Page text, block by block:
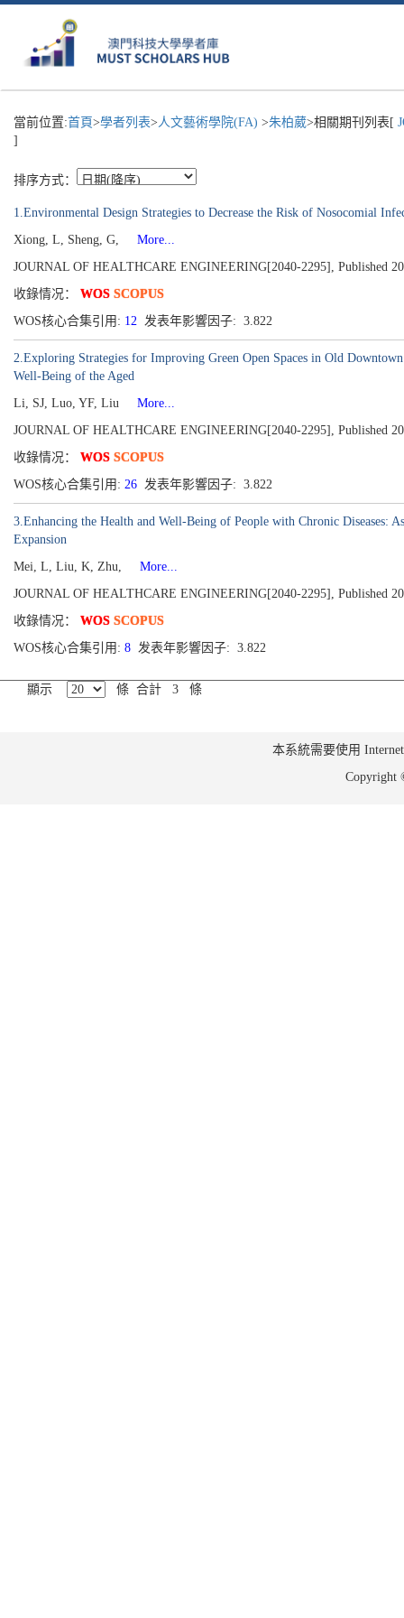
當前位置:首頁>學者列表>人文藝術學院(FA) >朱柏葳>相關期刊列表[
]
排序方式：
1.Environmental Design Strategies to Decrease the Risk of Nosocomial
Xiong, L, Sheng, G,
More...
JOURNAL OF HEALTHCARE ENGINEERING[2040-2295], Published
收錄情况： WOS SCOPUS
WOS核心合集引用: 12 发表年影響因子: 3.822
2.Exploring Strategies for Improving Green Open Spaces in Old
Well-Being of the Aged
Li, SJ, Luo, YF, Liu
More...
JOURNAL OF HEALTHCARE ENGINEERING[2040-2295], Published
收錄情况： WOS SCOPUS
WOS核心合集引用: 26 发表年影響因子: 3.822
3.Enhancing the Health and Well-Being of People with Chronic Diseases:
Expansion
Mei, L, Liu, K, Zhu,
More...
JOURNAL OF HEALTHCARE ENGINEERING[2040-2295], Published
收錄情况： WOS SCOPUS
WOS核心合集引用: 8 发表年影響因子: 3.822
顯示 條 合計 3 條
本系統需要使用
Copyright